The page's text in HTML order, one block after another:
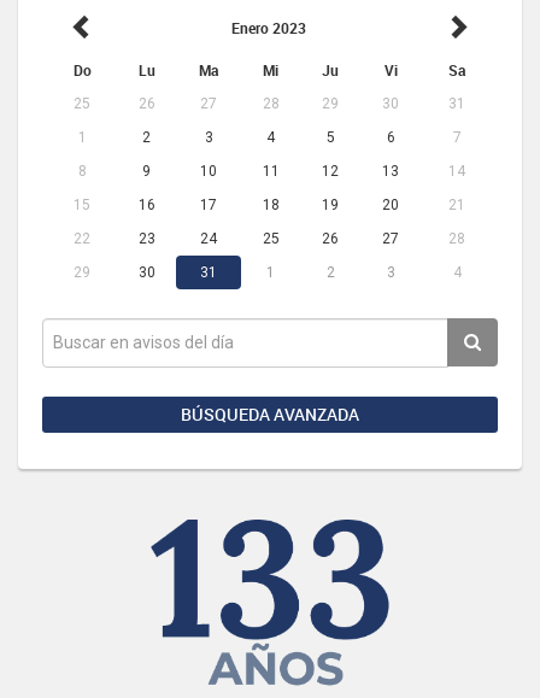
Enero 2023
Do Lu Ma Mi Ju Vi Sa
25 26 27 28 29 30
31
1
2 3 4 5 6
7
8
9 10 11 12 13
14
15
16 17 18 19 20
21
22
23 24 25 26 27
28
29
30 31 1 2 3 4
BÚSQUEDA AVANZADA